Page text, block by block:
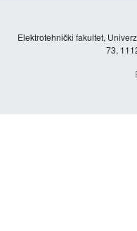
Elektrotehnički fakultet,
73,